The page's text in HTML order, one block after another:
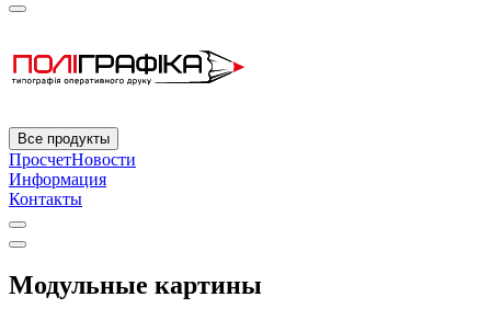
Все продукты
ПросчетНовости
Информация
Контакты
Модульные картины